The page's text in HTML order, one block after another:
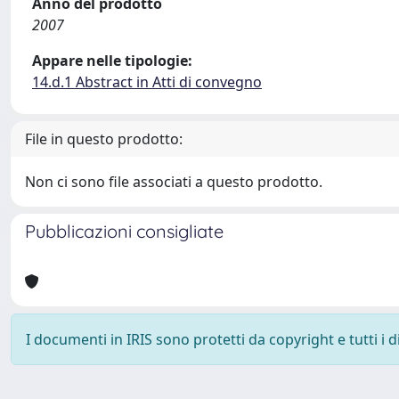
2007
Appare nelle tipologie:
14.d.1 Abstract in Atti di convegno
File in questo prodotto:
Non ci sono file associati a questo prodotto.
Pubblicazioni consigliate
I documenti in IRIS sono protetti da copyright e tutti i